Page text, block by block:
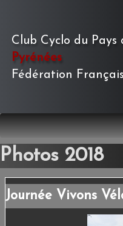
Club Cyclo du Pays
Pyrénées
Fédération
LE JOURNAL▼
Photos 2018
Journée Vivons